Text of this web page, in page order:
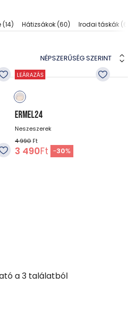
(14) Hátizsákok(60) Irodai táskák (6)
NÉPSZERŰSÉG SZERINT
LEÁRAZÁS
ERMEL24
Neszeszerek
4 990Ft
3 490Ft -30%
a3találatból